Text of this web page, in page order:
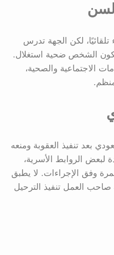
تلقائيًا، لكن الجهة تدرس
يكون الشخص ضحية استغلال.
الاجتماعية والصحية،
بعد تنفيذ العقوبة ومنعه
لبعض الروابط الأسرية،
وفق الإجراءات. لا يطبق
صاحب العمل تنفيذ الترحيل